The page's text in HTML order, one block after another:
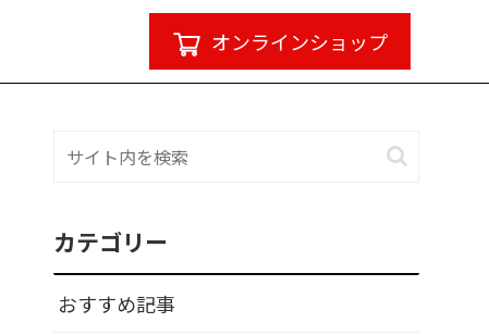
オンラインショップ
カテゴリー
おすすめ記事